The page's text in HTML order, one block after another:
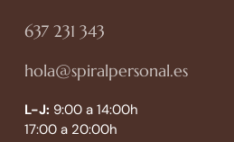
637 231 343
hola@spiralpersonal.es
L-J: 9:00 a 14:00h
17:00 a 20:00h